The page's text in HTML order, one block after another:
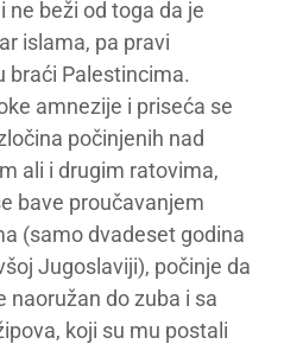
ne beži od toga da je
islama, pa pravi
braći Palestincima.
amnezije i priseća se
počinjenih nad
ali i drugim ratovima,
bave proučavanjem
(samo dvadeset godina
Jugoslaviji), počinje da
naoružan do zuba i sa
koji su mu postali